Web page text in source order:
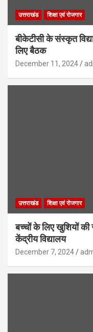
उत्तराखंड शिक्षा एवं रोजगार
बीकेटीसी के संस्कृत
लिए बैठक
December 11, 2024
उत्तराखंड शिक्षा एवं रोजगार
बच्चों के लिए खुशियों की
केंद्रीय विद्यालय
December 7, 2024